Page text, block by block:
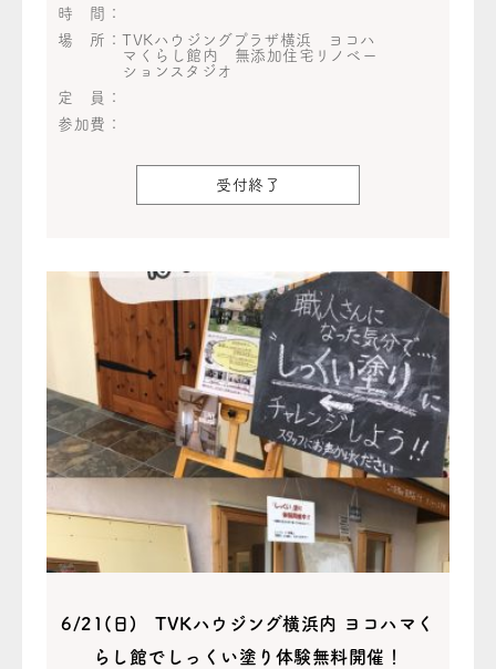
時 間：
場 所：TVKハウジングプラザ横浜 ヨコハ
マくらし館内 無添加住宅リノベー
ションスタジオ
定 員：
参加費：
受付終了
6/21(日) TVKハウジング横浜内 ヨコハマく
らし館でしっくい塗り体験無料開催！